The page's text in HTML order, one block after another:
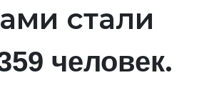
стали
человек.